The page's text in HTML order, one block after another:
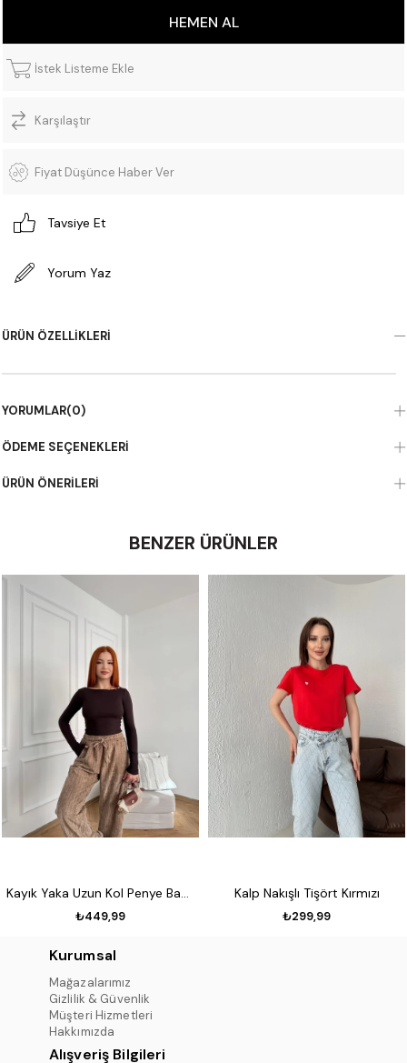
İstek Listeme Ekle
Karşılaştır
Fiyat Düşünce Haber Ver
Tavsiye Et
Yorum Yaz
ÜRÜN ÖZELLIKLERI
YORUMLAR(0)
ÖDEME SEÇENEKLERI
ÜRÜN ÖNERILERI
BENZER ÜRÜNLER
₺449,99
Kalp Nakışlı Tişört Kırmızı
₺299,99
Kurumsal
Mağazalarımız
Gizlilik & Güvenlik
Müşteri Hizmetleri
Hakkımızda
Alışveriş Bilgileri